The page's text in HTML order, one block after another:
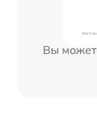
Вы